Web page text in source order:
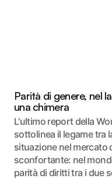
Parità di genere, nel
una chimera
L'ultimo report della
sottolinea il legame tra
situazione nel mercato
sconfortante: nel
parità di diritti tra i due